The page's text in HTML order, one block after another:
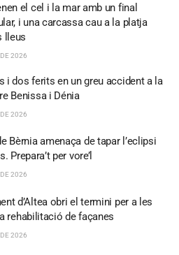
el cel i la mar amb un final
i una carcassa cau a la platja
lleus
2026
i dos ferits en un greu accident a la
Benissa i Dénia
2026
Bèrnia amenaça de tapar l’eclipsi
Prepara’t per vore’l
2026
d’Altea obri el termini per a les
rehabilitació de façanes
2026